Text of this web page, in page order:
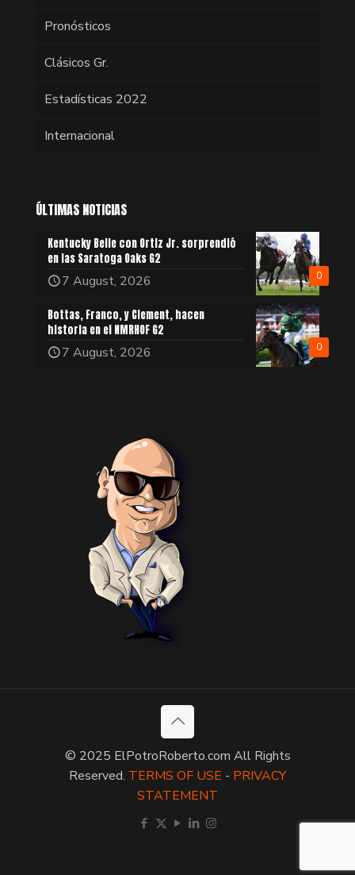
Pronósticos
Clásicos Gr.
Estadísticas 2022
Internacional
ÚLTIMAS NOTICIAS
0
Kentucky Belle con Ortiz Jr. sorprendió
en las Saratoga Oaks G2
7 August, 2026
0
Bottas, Franco, y Clement, hacen
historia en el NMRHOF G2
7 August, 2026
© 2025 ElPotroRoberto.com All Rights
Reserved. TERMS OF USE - PRIVACY
STATEMENT